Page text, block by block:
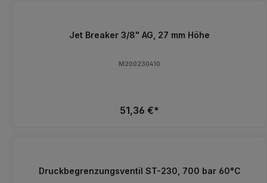
Jet Breaker 3/8" AG, 27 mm Höhe
M200230410
51,36 €*
Druckbegrenzungsventil ST-230, 700 bar 60°C